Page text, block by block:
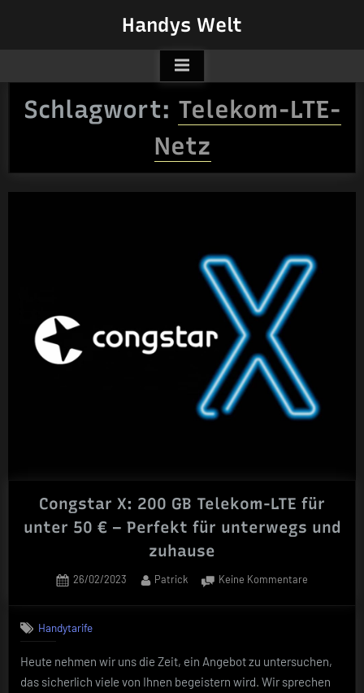
Handys Welt
Schlagwort: Telekom-LTE-
Netz
Congstar X: 200 GB Telekom-LTE für
unter 50 € – Perfekt für unterwegs und
zuhause
Posted
26/02/2023 By
Patrick Keine Kommentarezu
Telekom-
LTE
Handytarife
Heute nehmen wir uns die Zeit, ein Angebot zu untersuchen,
das sicherlich viele von Ihnen begeistern wird. Wir sprechen